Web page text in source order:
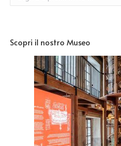
Scopri il nostro Museo